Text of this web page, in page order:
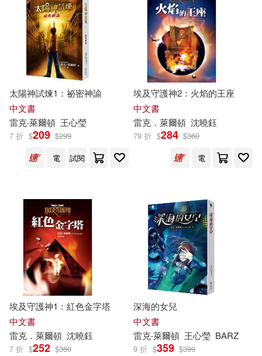
太陽神試煉1：祕密神諭
中文書
雷克‧萊爾頓 王心瑩
7 折 $209 $299
電
試閱
埃及守護神2：火焰的王座
中文書
雷克 ．萊爾頓 沈曉鈺
79 折 $284 $360
電
埃及守護神1：紅色金字塔
中文書
雷克 ．萊爾頓 沈曉鈺
7 折 $252 $360
深海的女兒
中文書
雷克‧萊爾頓 王心瑩 BARZ
9 折 $359 $399